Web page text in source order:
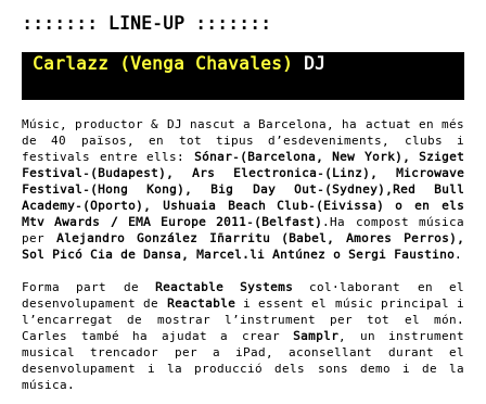
::::::: LINE-UP :::::::
Carlazz (Venga Chavales)
DJ
Músic, productor & DJ nascut a Barcelona, ha actuat en més
de 40 països, en tot tipus d’esdeveniments, clubs i
festivals entre ells: Sónar-(Barcelona, New York), Sziget
Festival-(Budapest), Ars Electronica-(Linz), Microwave
Festival-(Hong Kong), Big Day Out-(Sydney),Red Bull
Academy-(Oporto), Ushuaia Beach Club-(Eivissa) o en els
Mtv Awards / EMA Europe 2011-(Belfast) .Ha compost música
per Alejandro González Iñarritu (Babel, Amores Perros),
Sol Picó Cia de Dansa, Marcel.li Antúnez o Sergi Faustino.
Forma part de Reactable Systems col·laborant en el
desenvolupament de Reactablei essent el músic principal i
l’encarregat de mostrar l’instrument per tot el món.
Carles també ha ajudat a crear Samplr, un instrument
musical trencador per a iPad, aconsellant durant el
desenvolupament i la producció dels sons demo i de la
música.